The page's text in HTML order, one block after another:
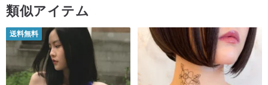
類似アイテム
送料無料